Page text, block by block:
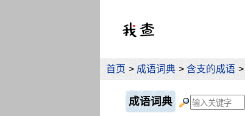
首页 > 成语词典 > 含支的成语 >
成语词典